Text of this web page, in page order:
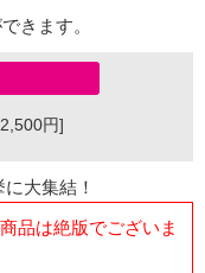
きます。
円]
大集結！
品は絶版でございま